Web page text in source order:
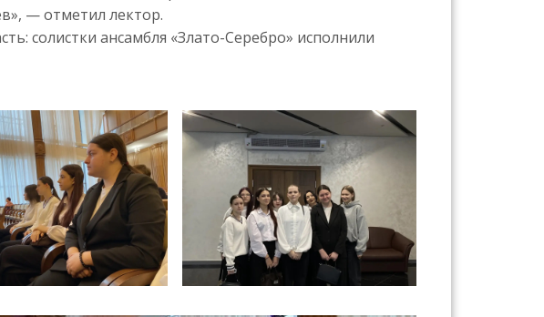
— отметил лектор.
солистки ансамбля «Злато-Серебро» исполнили